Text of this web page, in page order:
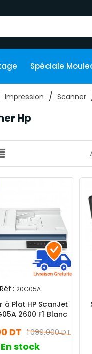
Spéciale
Impression Scanner
Hp
Réf : 20G05A
à Plat HP ScanJet
2600 F1 Blanc
1 099,000 DT
DT
En stock